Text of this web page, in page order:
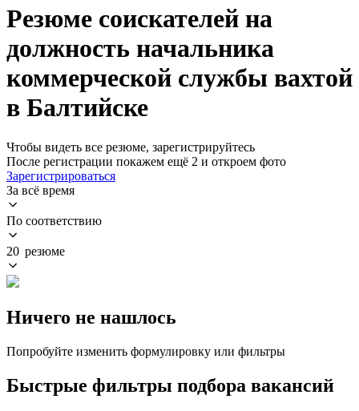
Резюме соискателей на
должность начальника
коммерческой службы вахтой
в Балтийске
Чтобы видеть все резюме, зарегистрируйтесь
После регистрации покажем ещё 2 и откроем фото
Зарегистрироваться
За всё время
По соответствию
20 резюме
Ничего не нашлось
Попробуйте изменить формулировку или фильтры
Быстрые фильтры подбора вакансий